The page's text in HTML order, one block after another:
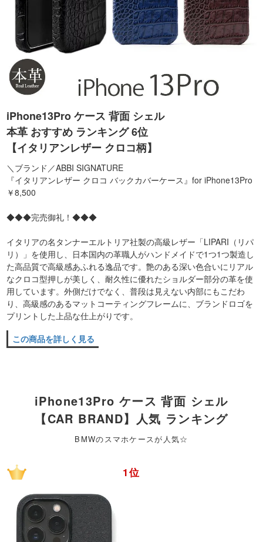
iPhone13Pro ケース 背面 シェル
本革 おすすめ ランキング 6位
【イタリアンレザー クロコ柄】
＼ブランド／ABBI SIGNATURE
『イタリアンレザー クロコ バックカバーケース』for iPhone13Pro
￥8,500
◆◆◆完売御礼！◆◆◆
イタリアの名タンナーエルトリア社製の高級レザー「LIPARI（リパ
リ）」を使用し、日本国内の革職人がハンドメイドで1つ1つ製造し
た高品質で高級感あふれる逸品です。艶のある深い色合いにリアル
なクロコ型押しが美しく、耐久性に優れたショルダー部分の革を使
用しています。外側だけでなく、普段は見えない内部にもこだわ
り、高級感のあるマットコーティングフレームに、ブランドロゴを
プリントした上品な仕上がりです。
この商品を詳しく見る
iPhone13Pro ケース 背面 シェル
【CAR BRAND】人気 ランキング
BMWのスマホケースが人気☆
1位